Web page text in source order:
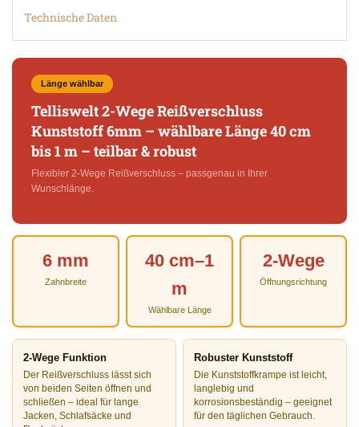
Technische Daten
Länge wählbar
Telliswelt 2-Wege Reißverschluss
Kunststoff 6mm – wählbare Länge 40 cm
bis 1 m – teilbar & robust
Flexibler 2-Wege Reißverschluss – passgenau in Ihrer
Wunschlänge.
6 mm
Zahnbreite
40 cm–1
m
Wählbare Länge
2-Wege
Öffnungsrichtung
2-Wege Funktion
Der Reißverschluss lässt sich
von beiden Seiten öffnen und
schließen – ideal für lange
Jacken, Schlafsäcke und
Robuster Kunststoff
Die Kunststoffkrampe ist leicht,
langlebig und
korrosionsbeständig – geeignet
für den täglichen Gebrauch.